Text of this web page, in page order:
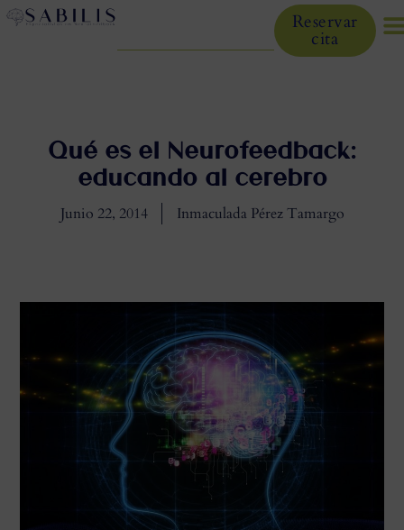
Reservar
cita
Qué es el Neurofeedback:
educando al cerebro
Junio 22, 2014 Inmaculada Pérez Tamargo